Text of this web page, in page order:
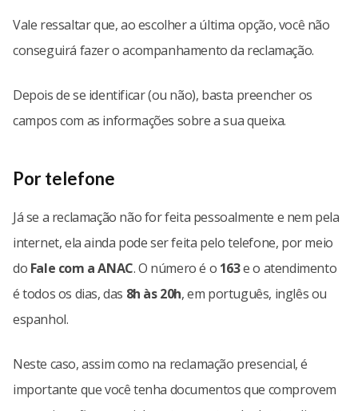
Vale ressaltar que, ao escolher a última opção, você não
conseguirá fazer o acompanhamento da reclamação.
Depois de se identificar (ou não), basta preencher os
campos com as informações sobre a sua queixa.
Por telefone
Já se a reclamação não for feita pessoalmente e nem pela
internet, ela ainda pode ser feita pelo telefone, por meio
do Fale com a ANAC. O número é o 163e o atendimento
é todos os dias, das 8h às 20h, em português, inglês ou
espanhol.
Neste caso, assim como na reclamação presencial, é
importante que você tenha documentos que comprovem